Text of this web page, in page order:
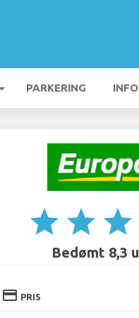
PARKERING
star star star
Bedømt 8,3
credit_card PRIS